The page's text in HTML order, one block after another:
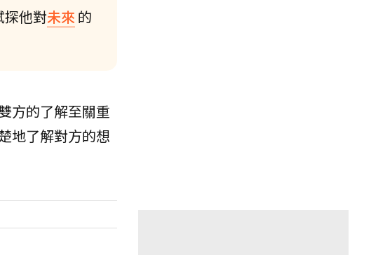
他對未來的
方的了解至關重
地了解對方的想